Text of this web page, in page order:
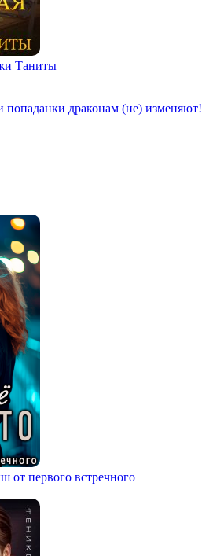
Таниты
драконам (не) изменяют!
от первого встречного